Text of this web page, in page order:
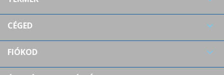
CÉGED 
FIÓKOD 